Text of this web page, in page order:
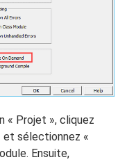
« Projet », cliquez
et sélectionnez «
Ensuite,